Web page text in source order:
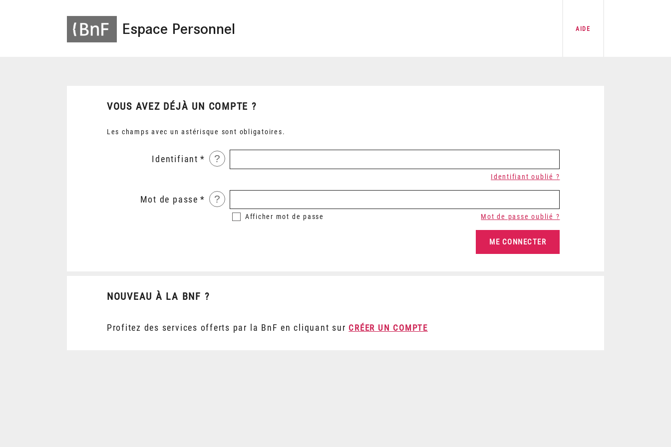
Espace Personnel AIDE
VOUS AVEZ DÉJÀ UN COMPTE ?
Les champs avec un astérisque sont obligatoires.
Identifiant ?
Identifiant oublié ?
Mot de passe ?
Afficher mot de passe Mot de passe oublié ?
NOUVEAU À LA BNF ?
Profitez des services offerts par la BnF en cliquant sur CRÉER UN COMPTE